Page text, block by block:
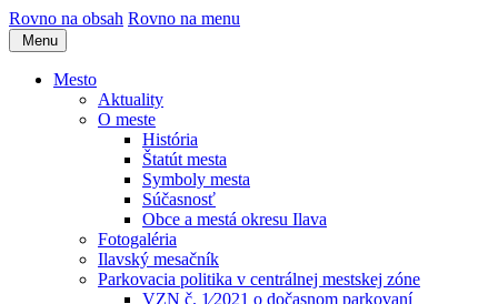
Rovno na obsah Rovno na menu
Menu
Mesto
Aktuality
O meste
História
Štatút mesta
Symboly mesta
Súčasnosť
Obce a mestá okresu Ilava
Fotogaléria
Ilavský mesačník
Parkovacia politika v centrálnej mestskej zóne
VZN č. 1⁄2021 o dočasnom parkovaní